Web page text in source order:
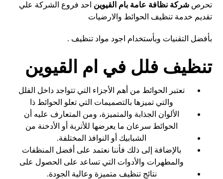
تحرصشركة نظافة عامة بام القيوين احد فروع الشركة علي
تقديم خدمة تنظيف الحوائط والارضيات
بأفضل التقنيات وبأستخدام اجود مواد تنظيف .
تنظيف فلل في ام القيوين
تعتبر الحوائط من أهم الأجزاء التي تتواجد داخل الفلل
والتي تميزها بالتصميمات التي تعلو الحوائط ذا
الألوان الجذابة والمتميزة، ومن المتعارف عليه أن
الحوائط سرعان ما يعرضها للأتربة أو الأدخنة من
الشبابيك أو النوافذ المختلفة.
بالإضافة إلى ذلك فأننا نعتمد على أفضل المنظفات
والمطهرات والأدوات التي تساعد على الحصول على
نتائج تنظيف متميزة وعالية الجودة.